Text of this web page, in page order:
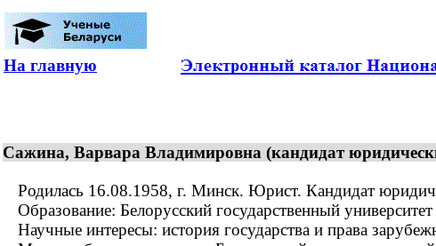
На главную
Сажина, Варвара Владимировна (кандидат
Родилась 16.08.1958, г. Минск. Юрист. Кандидат
Образование: Белорусский государственный
Научные интересы: история государства и права